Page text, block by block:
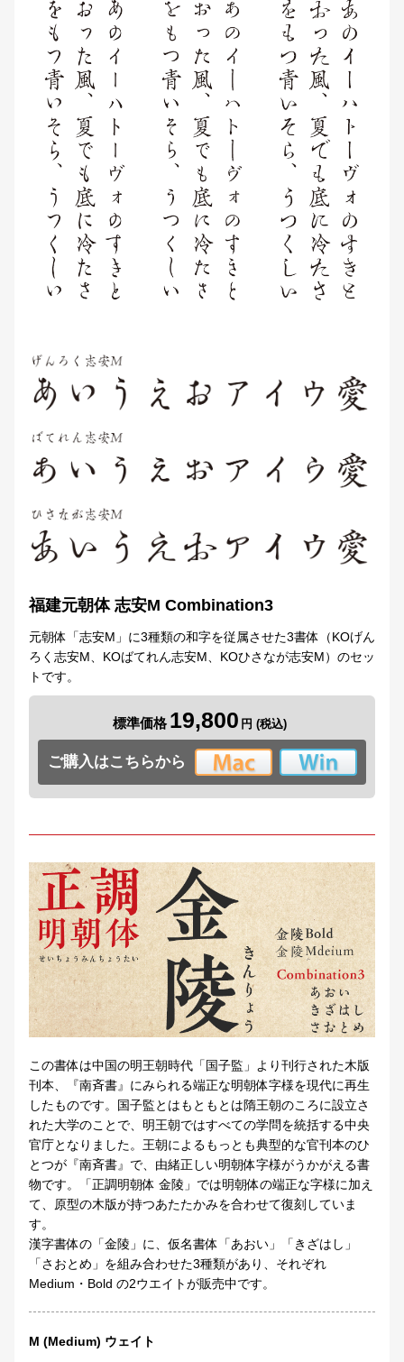
福建元朝体 志安M Combination3
元朝体「志安M」に3種類の和字を従属させた3書体（KOげん
ろく志安M、KOばてれん志安M、KOひさなが志安M）のセッ
トです。
標準価格 19,800
ご購入はこちらから
この書体は中国の明王朝時代「国子監」より刊行された木版
刊本、『南斉書』にみられる端正な明朝体字様を現代に再生
したものです。国子監とはもともとは隋王朝のころに設立さ
れた大学のことで、明王朝ではすべての学問を統括する中央
官庁となりました。王朝によるもっとも典型的な官刊本のひ
とつが『南斉書』で、由緒正しい明朝体字様がうかがえる書
物です。「正調明朝体 金陵」では明朝体の端正な字様に加え
て、原型の木版が持つあたたかみを合わせて復刻していま
す。
漢字書体の「金陵」に、仮名書体「あおい」「きざはし」
「さおとめ」を組み合わせた3種類があり、それぞれ
Medium・Bold の2ウエイトが販売中です。
M (Medium) ウェイト